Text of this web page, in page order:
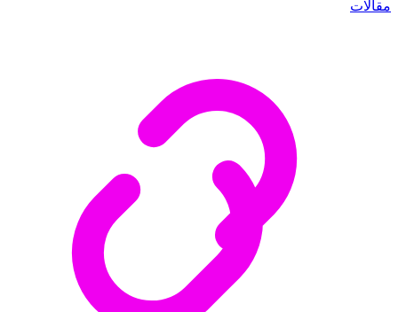
مقالات